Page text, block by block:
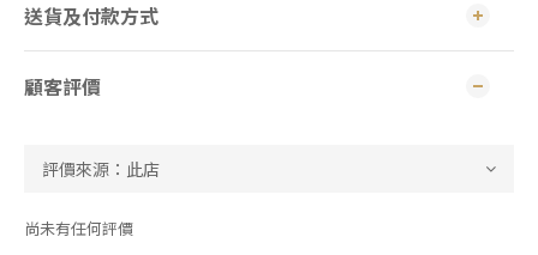
送貨及付款方式
顧客評價
尚未有任何評價